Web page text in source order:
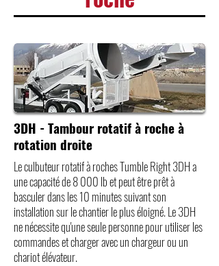
3DH - Tambour rotatif à roche à
rotation droite
Le culbuteur rotatif à roches Tumble Right 3DH a
une capacité de 8 000 lb et peut être prêt à
basculer dans les 10 minutes suivant son
installation sur le chantier le plus éloigné. Le 3DH
ne nécessite qu'une seule personne pour utiliser les
commandes et charger avec un chargeur ou un
chariot élévateur.